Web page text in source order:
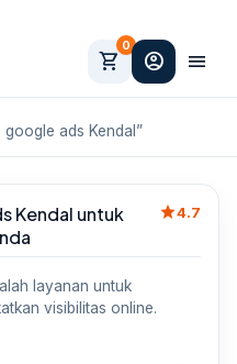
shopping_cart
0
account_circle menu
google ads Kendal”
Kendal untuk
star4.7
layanan untuk
visibilitas online.